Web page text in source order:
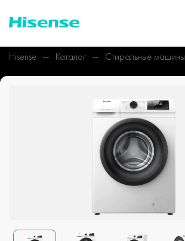
Hisense Каталог Стиральные машины